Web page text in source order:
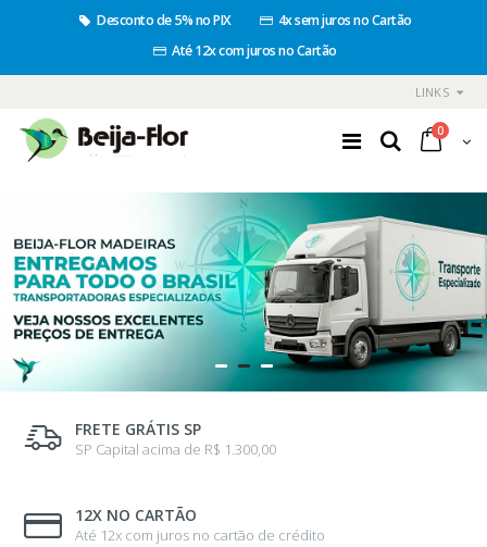
Desconto de 5% no PIX
4x sem juros no Cartão
Até 12x com juros no Cartão
LINKS
0
FRETE GRÁTIS SP
SP Capital acima de R$ 1.300,00
12X NO CARTÃO
Até 12x com juros no cartão de crédito